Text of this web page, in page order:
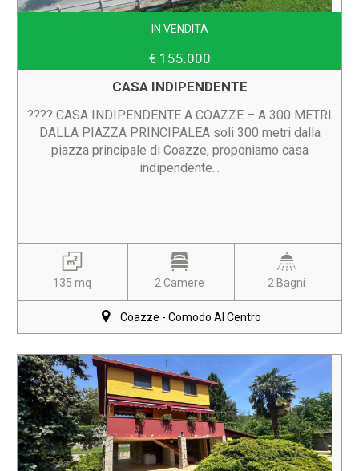
IN VENDITA
€ 155.000
CASA INDIPENDENTE
???? CASA INDIPENDENTE A COAZZE – A 300 METRI
DALLA PIAZZA PRINCIPALEA soli 300 metri dalla
piazza principale di Coazze, proponiamo casa
indipendente...
135 mq 2 Camere 2 Bagni
Coazze - Comodo Al Centro